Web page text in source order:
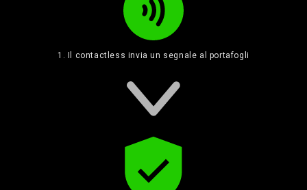
1. Il contactless invia un segnale al portafogli